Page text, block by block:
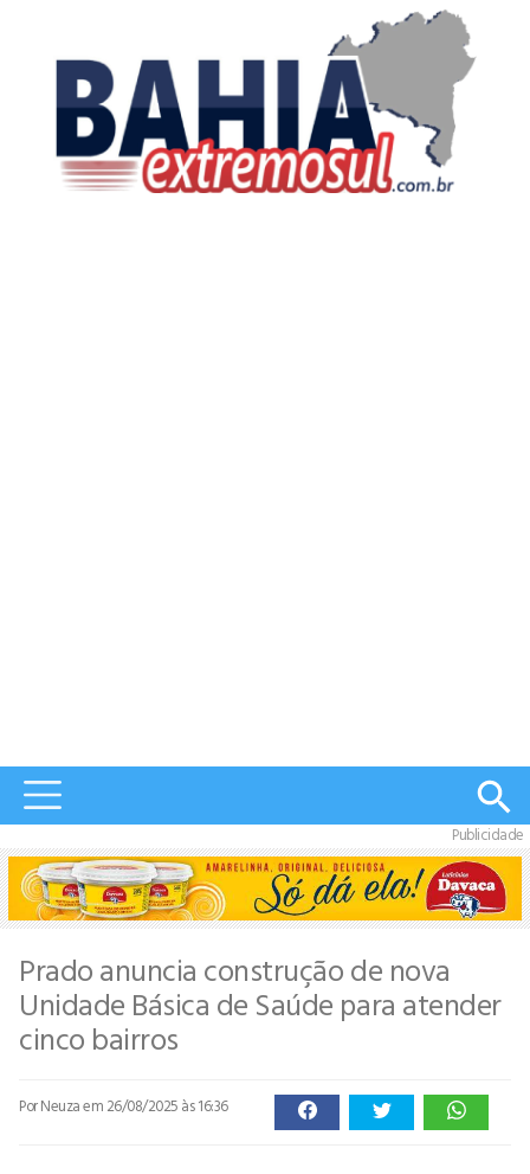
Publicidade
Prado anuncia construção de nova
Unidade Básica de Saúde para atender
cinco bairros
Por Neuzaem 26/08/2025 às 16:36